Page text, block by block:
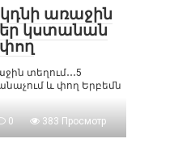
առաջին
կստանան
տեղում․․․5
և փող Երբեմն
0 383 Просмотр